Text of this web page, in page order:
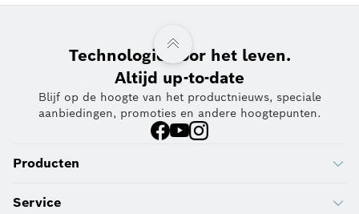
Technologie voor het leven.
Altijd up-to-date
Blijf op de hoogte van het productnieuws, speciale
aanbiedingen, promoties en andere hoogtepunten.
Producten
Service